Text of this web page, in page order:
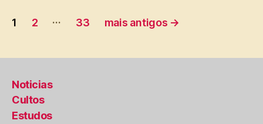
Paginação
posts
1 2 … 33 mais antigos →
Noticias
Cultos
Estudos